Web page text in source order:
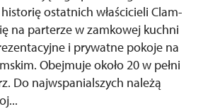
ostatnich właścicieli Clam-
na parterze w zamkowej kuchni
i prywatne pokoje na
Obejmuje około 20 w pełni
Do najwspanialszych należą